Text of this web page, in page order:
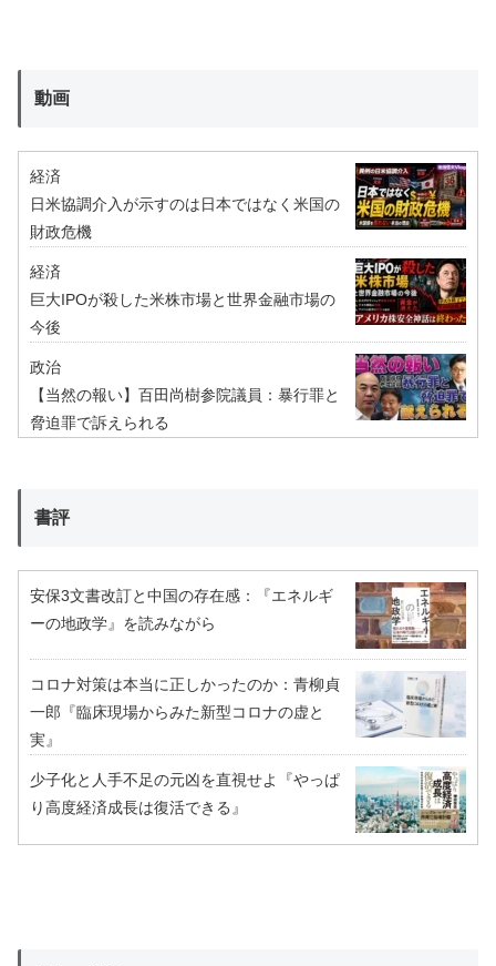
動画
経済
日米協調介入が示すのは日本ではなく米国の
財政危機
経済
巨大IPOが殺した米株市場と世界金融市場の
今後
政治
【当然の報い】百田尚樹参院議員：暴行罪と
脅迫罪で訴えられる
書評
安保3文書改訂と中国の存在感：『エネルギ
ーの地政学』を読みながら
コロナ対策は本当に正しかったのか：青柳貞
一郎『臨床現場からみた新型コロナの虚と
実』
少子化と人手不足の元凶を直視せよ『やっぱ
り高度経済成長は復活できる』